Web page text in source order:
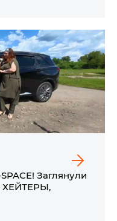
Заглянули
ХЕЙТЕРЫ,